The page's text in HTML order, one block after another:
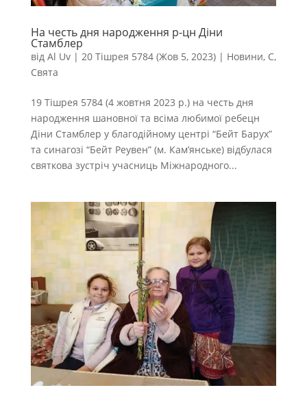
На честь дня народження р-цн Діни
Стамблер
від Al Uv| 20 Тішрея 5784 (Жов 5, 2023)| Новини, С,
Свята
19 Тішрея 5784 (4 жовтня 2023 р.) на честь дня
народження шановної та всіма любимої ребецн
Діни Стамблер у благодійному центрі “Бейт Барух”
та синагозі “Бейт Реувен” (м. Кам’янське) відбулася
святкова зустріч учасниць Міжнародного...